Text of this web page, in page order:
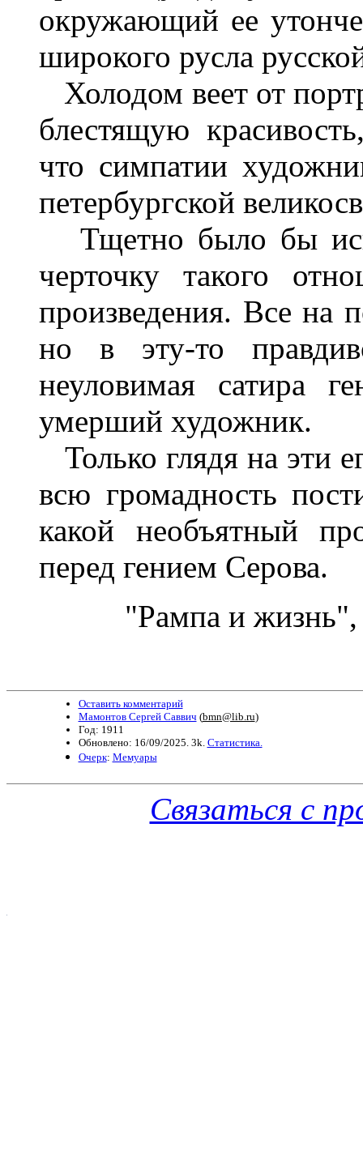
окружающий ее
широкого русла
Холодом веет от
блестящую
что симпатии
петербургской
Тщетно было бы
черточку такого
произведения. Все на
но в эту-то
неуловимая сатира
умерший художник.
Только глядя на эти
всю громадность
какой необъятный
перед гением Серова.
"Рампа и жизнь",
Оставить комментарий
Мамонтов Сергей Саввич (bmn@lib.ru)
Год: 1911
Обновлено: 16/09/2025. 3k. Статистика.
Очерк: Мемуары
Связаться с